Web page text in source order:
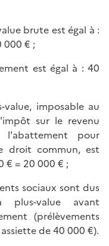
brute est égal à :
000 € ;
est égal à : 40
imposable au
sur le revenu
l'abattement pour
droit commun, est
€ = 20 000 € ;
sociaux sont dus
value avant
(prélèvements
de 40 000 €).